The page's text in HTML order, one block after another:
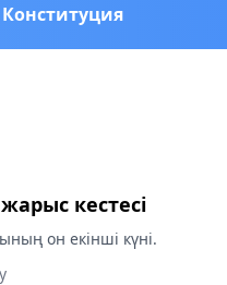
кестесі
он екінші күні.